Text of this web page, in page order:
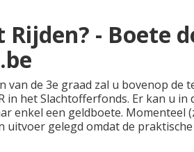
- Boete
de 3e graad zal u bovenop de
in het Slachtofferfonds. Er kan u in
enkel een geldboete. Momenteel
uitvoer gelegd omdat de praktische